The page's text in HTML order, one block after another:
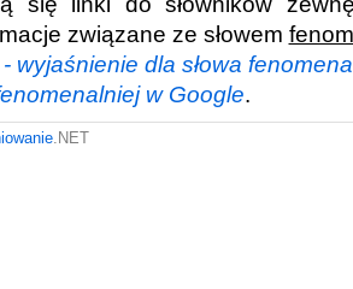
związane ze słowem
wyjaśnienie dla słowa
w Google.
.NET